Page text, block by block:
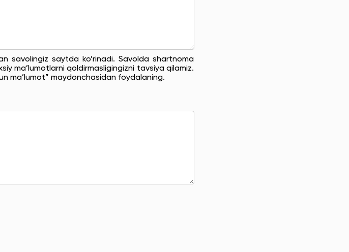
savolingiz saytda ko’rinadi. Savolda shartnoma
ma’lumotlarni qoldirmasligingizni tavsiya qilamiz.
ma’lumot” maydonchasidan foydalaning.